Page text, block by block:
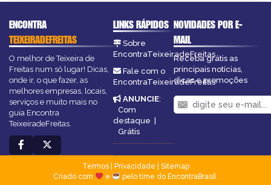
ENCONTRA
TEIXEIRADEFREITAS
O melhor de Teixeira de
Freitas num só lugar! Dicas,
onde ir, o que fazer, as
melhores empresas, locais,
serviços e muito mais no
guia Encontra
TeixeiradeFreitas.
LINKS RÁPIDOS
Sobre
EncontraTeixeiradeFreitas
Fale com o
EncontraTeixeiradeFreitas
ANUNCIE:
Com
destaque |
Grátis
NOVIDADES POR E-
MAIL
Receba grátis as
principais notícias,
dicas e promoções
Termos| Privacidade
Sitemap
Criado com
e pelo time do EncontraBrasil